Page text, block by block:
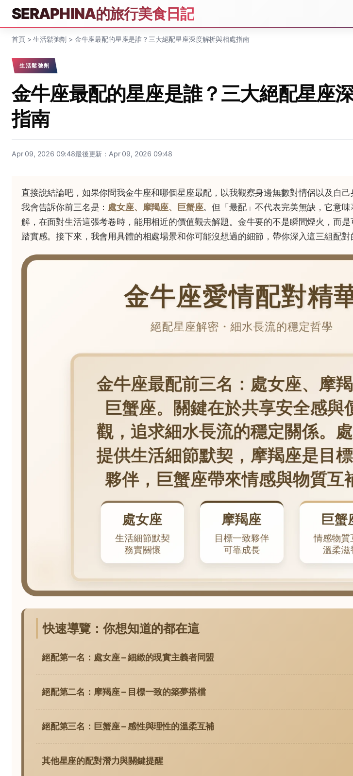
SERAPHINA的旅行美食日記
首頁>生活鬆弛劑 > 金牛座最配的星座是誰？三大絕配星座深度解析與相處指南
生活鬆弛劑
金牛座最配的星座是誰？三大絕配星座
指南
Apr 09, 2026 09:48最後更新：Apr 09, 2026 09:48
直接說結論吧，如果你問我金牛座和哪個星座最配，以我觀察身邊無數對情侶以及自己
我會告訴你前三名是： 處女座、摩羯座、巨蟹座。但「最配」不代表完美無缺，它意
解，在面對生活這張考卷時，能用相近的價值觀去解題。金牛要的不是瞬間煙火，而
踏實感。接下來，我會用具體的相處場景和你可能沒想過的細節，帶你深入這三組配對
快速導覽：你想知道的都在這
絕配第一名：處女座 – 細緻的現實主義者同盟
絕配第二名：摩羯座 – 目標一致的築夢搭檔
絕配第三名：巨蟹座 – 感性與理性的溫柔互補
其他星座的配對潛力與關鍵提醒